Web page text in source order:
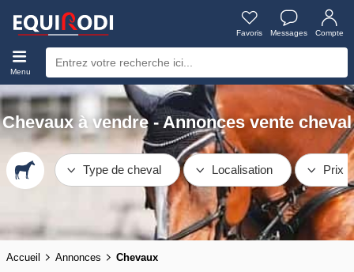
Favoris Messages Compte
Menu
Chevaux à vendre - Annonces vente cheval
Type de cheval Localisation Prix
Accueil Annonces Chevaux